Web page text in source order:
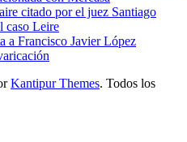
citado por el juez Santiago
caso Leire
a Francisco Javier López
Kantipur Themes. Todos los